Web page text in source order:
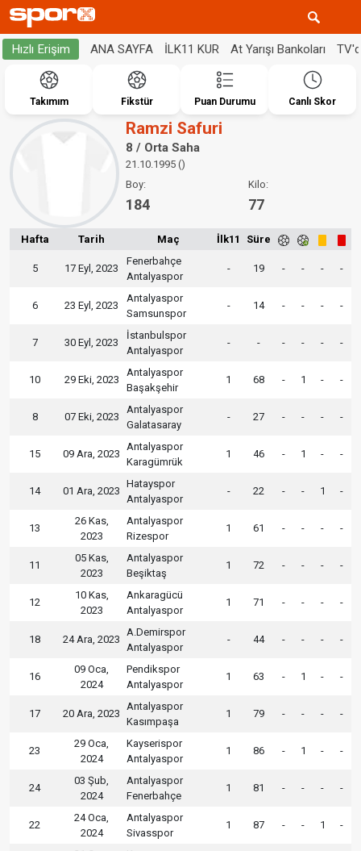
Hızlı Erişim ANA SAYFA İLK11 KUR At Yarışı Bankoları
Takımım Fikstür Puan Durumu Canlı Skor
Ramzi Safuri
8 / Orta Saha
21.10.1995 ()
Boy:
184
Kilo:
77
Hafta Tarih Maç İlk11 Süre
5 17 Eyl, 2023
Fenerbahçe
Antalyaspor
- 19 - - - -
6 23 Eyl, 2023
Antalyaspor
Samsunspor
- 14 - - - -
7 30 Eyl, 2023
İstanbulspor
Antalyaspor
- - - - - -
10 29 Eki, 2023
Antalyaspor
Başakşehir
1 68 - 1 - -
8 07 Eki, 2023
Antalyaspor
Galatasaray
- 27 - - - -
15 09 Ara, 2023
Antalyaspor
Karagümrük
1 46 - 1 - -
14 01 Ara, 2023
Hatayspor
Antalyaspor
- 22 - - 1 -
13
26 Kas,
2023
Antalyaspor
Rizespor
1 61 - - - -
11
05 Kas,
2023
Antalyaspor
Beşiktaş
1 72 - - - -
12
10 Kas,
2023
Ankaragücü
Antalyaspor
1 71 - - - -
18 24 Ara, 2023
A.Demirspor
Antalyaspor
- 44 - - - -
16
09 Oca,
2024
Pendikspor
Antalyaspor
1 63 - 1 - -
17 20 Ara, 2023
Antalyaspor
Kasımpaşa
1 79 - - - -
23
29 Oca,
2024
Kayserispor
Antalyaspor
1 86 - 1 - -
24
03 Şub,
2024
Antalyaspor
Fenerbahçe
1 81 - - - -
22
24 Oca,
2024
Antalyaspor
Sivasspor
1 87 - - 1 -